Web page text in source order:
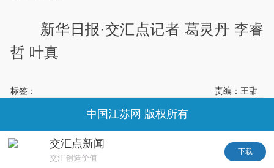
新华日报·交汇点记者 葛灵丹 李睿
哲 叶真
标签： 责编：王甜
交汇点新闻
交汇创造价值
下载
中国江苏网 版权所有